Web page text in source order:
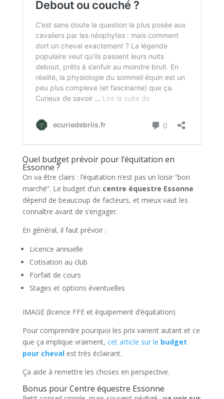
Quel budget prévoir pour l’équitation en
Essonne ?
On va être clairs : l’équitation n’est pas un loisir “bon
marché”. Le budget d’un centre équestre Essonne
dépend de beaucoup de facteurs, et mieux vaut les
connaître avant de s’engager.
En général, il faut prévoir :
Licence annuelle
Cotisation au club
Forfait de cours
Stages et options éventuelles
IMAGE (licence FFE et équipement d’équitation)
Pour comprendre pourquoi les prix varient autant et ce
que ça implique vraiment, cet article sur le budget
pour chevalest très éclairant.
Ça aide à remettre les choses en perspective.
Bonus pour Centre équestre Essonne